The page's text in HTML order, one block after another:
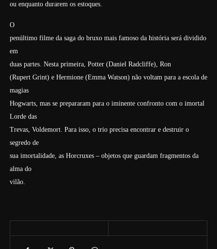
ou enquanto durarem os estoques.
O
penúltimo filme da saga do bruxo mais famoso da história será dividido
em
duas partes. Nesta primeira, Potter (Daniel Radcliffe), Ron
(Rupert Grint) e Hermione (Emma Watson) não voltam para a escola de
magias
Hogwarts, mas se prepararam para o iminente confronto com o imortal
Lorde das
Trevas, Voldemort. Para isso, o trio precisa encontrar e destruir o
segredo de
sua imortalidade, as Horcruxes – objetos que guardam fragmentos da
alma do
vilão.